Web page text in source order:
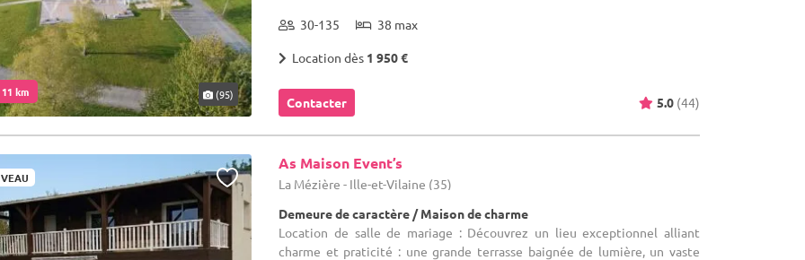
km (95)
30-135 38 max
Location dès 1 950 €
Contacter 5.0 (44)
As Maison Event’s
La Mézière - Ille-et-Vilaine (35)
Demeure de caractère / Maison de charme
Location de salle de mariage : Découvrez un lieu exceptionnel alliant
charme et praticité : une grande terrasse baignée de lumière, un vaste